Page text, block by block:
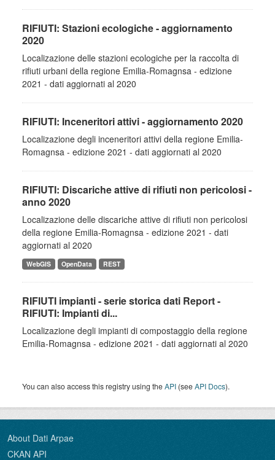
RIFIUTI: Stazioni ecologiche - aggiornamento
2020
Localizazione delle stazioni ecologiche per la raccolta di
rifiuti urbani della regione Emilia-Romagnsa - edizione
2021 - dati aggiornati al 2020
RIFIUTI: Inceneritori attivi - aggiornamento 2020
Localizazione degli inceneritori attivi della regione Emilia-
Romagnsa - edizione 2021 - dati aggiornati al 2020
RIFIUTI: Discariche attive di rifiuti non pericolosi -
anno 2020
Localizazione delle discariche attive di rifiuti non pericolosi
della regione Emilia-Romagnsa - edizione 2021 - dati
aggiornati al 2020
WebGIS OpenData REST
RIFIUTI impianti - serie storica dati Report -
RIFIUTI: Impianti di...
Localizazione degli impianti di compostaggio della regione
Emilia-Romagnsa - edizione 2021 - dati aggiornati al 2020
You can also access this registry using theAPI (seeAPI Docs).
About Dati Arpae
CKAN API